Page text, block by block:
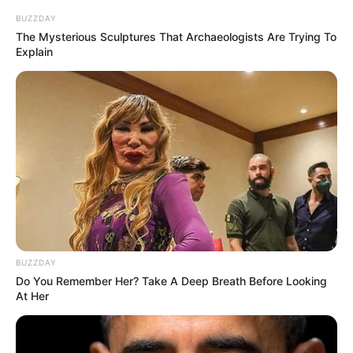
προβληματισμούς ».
προβλέπει τουλάχιστον δεκαετία προκλινικών
Μια ενδιαφέρουσα επισήμανση του παρόντος άρθρου
αναφέρει ότι«όλοι οι εμπλεκόμενοι φορείς επιβάλλεται
να προσεγγίζουν επιστημονικώς μια προσεκτική,
αυστηρώς προτυποποιημένη και ποιοτική οδό
αντικειμενικής προσέγγισης που να διαφωτίζει εις βάθος
τα πιθανά οφέλη ή τις πιθανές ανεπιθύμητες δράσεις
των εμβολίων αυτών. Ένα σχετικό ανεπίτρεπτο
διαπιστούμενο επιστημονικό «bias »ενέχει ευθύνες
εξασφάλιση αξιόπιστων αποτελεσμάτων, απαιτεί
τουλάχιστον 9 – 10 έτη προκλινικών μελετών, πριν
BUZZDAY
The Mysterious Sculptures That Archaeologists Are Trying To
Explain
BUZZDAY
Do You Remember Her? Take A Deep Breath Before Looking
At Her